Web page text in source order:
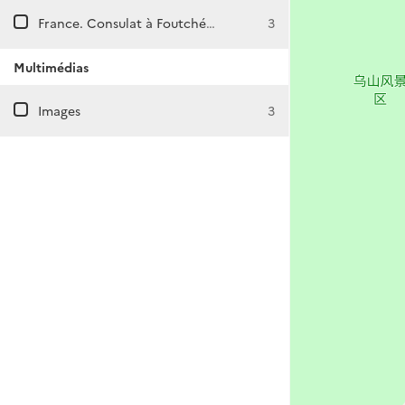
France. Consulat à Foutchéou (Chine) 3
Multimédias
Images 3